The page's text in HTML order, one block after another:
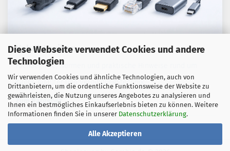
Diese Webseite verwendet Cookies und andere
Technologien
Wir verwenden Cookies und ähnliche Technologien, auch von
Drittanbietern, um die ordentliche Funktionsweise der Website zu
gewährleisten, die Nutzung unseres Angebotes zu analysieren und
Ihnen ein bestmögliches Einkaufserlebnis bieten zu können. Weitere
Informationen finden Sie in unserer Datenschutzerklärung.
Alle Akzeptieren
Kabel-Lexikon
Fachbegriffe, Normen und praktische Hinweise rund um
Kabel, Adapter und Verbindungstechnik.
Zum Ratgeber